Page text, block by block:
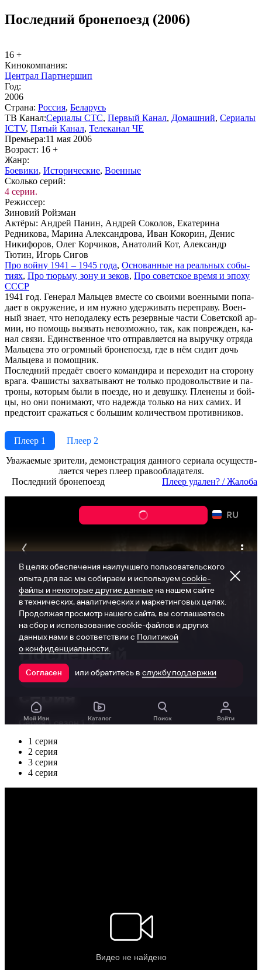
Последний бронепоезд (2006)
16 +
Ки­но­ком­па­ния:
Централ Партнершип
Год:
2006
Стра­на: Рос­сия, Бе­ла­русь
ТВ Ка­нал:Се­риа­лы СТС, Пер­вый Ка­нал, До­маш­ний, Се­риа­лы
ICTV, Пя­тый Ка­нал, Телеканал ЧЕ
Пре­мье­ра:11 мая 2006
Воз­раст: 16 +
Жанр:
Бое­ви­ки, Ис­то­ри­че­ские, Во­ен­ные
Сколь­ко се­рий:
4 серии.
Ре­жис­сер:
Зиновий Ройзман
Ак­тё­ры: Андрей Панин, Андрей Соколов, Екатерина
Редникова, Марина Александрова, Иван Кокорин, Денис
Никифоров, Олег Корчиков, Анатолий Кот, Александр
Тютин, Игорь Сигов
Про вой­ну 1941 – 1945 го­да, Ос­но­ван­ные на ре­аль­ных со­бы­
ти­ях, Про тюрь­му, зо­ну и зе­ков, Про со­вет­ское вре­мя и эпо­ху
СССР
1941 год. Ге­не­рал Маль­цев вме­сте со свои­ми во­ен­ны­ми по­па­
да­ет в ок­ру­же­ние, и им нуж­но удер­жи­вать пе­ре­пра­ву. Во­ен­
ный зна­ет, что не­по­да­ле­ку есть ре­зерв­ные час­ти Со­вет­ской ар­
мии, но по­мощь вы­звать не­воз­мож­но, так, как по­вре­ж­ден, ка­
нал свя­зи. Един­ст­вен­ное что от­прав­ля­ет­ся на вы­руч­ку от­ря­да
Маль­це­ва это ог­ром­ный бро­не­по­езд, где в нём си­дит дочь
Маль­це­ва и по­мощ­ник.
По­след­ний пре­да­ёт сво­его ко­ман­ди­ра и пе­ре­хо­дит на сто­ро­ну
вра­га. Фа­ши­сты за­хва­ты­ва­ют не толь­ко про­до­воль­ст­вие и па­
тро­ны, ко­то­рым бы­ли в по­ез­де, но и де­вуш­ку. Пле­не­ны и бой­
цы, но они по­ни­ма­ют, что на­де­ж­да толь­ко на них са­мих. И
пред­сто­ит сра­жать­ся с боль­шим ко­ли­че­ст­вом про­тив­ни­ков.
Плеер 1
Плеер 2
Ува­жае­мые зри­те­ли, де­мон­ст­ра­ция дан­но­го се­риа­ла осу­ще­ст­в­
ля­ет­ся че­рез пле­ер пра­во­об­ла­да­те­ля.
Последний бронепоезд
Пле­ер уда­лен? / Жа­ло­ба
1 серия
2 серия
3 серия
4 серия